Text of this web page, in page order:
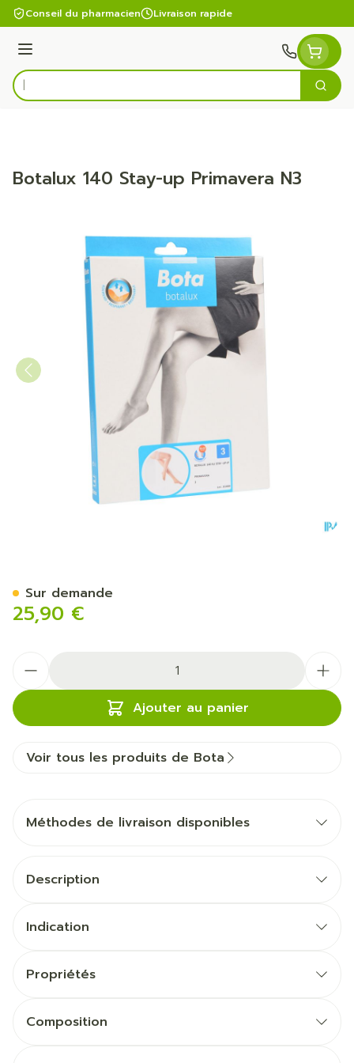
Aller au contenu
Conseil du pharmacien Livraison rapide
Menu
Rechercher
Botalux 140 Stay-up Primavera N3
25,90 €
Ajouter au panier
Sur demande
Voir tous les produits de Bota
Méthodes de livraison disponibles
Description
Indication
Propriétés
Composition